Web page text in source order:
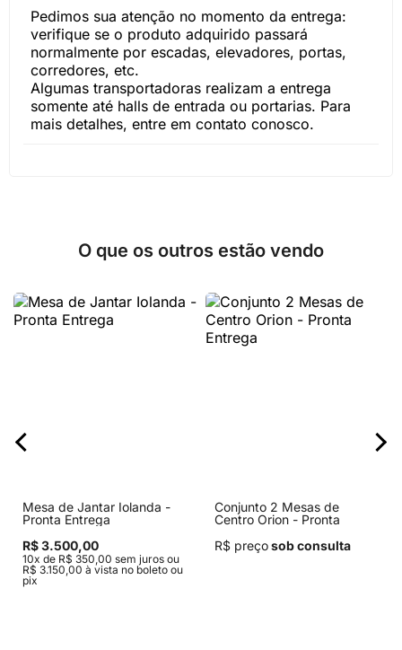
Pedimos sua atenção no momento da entrega:
verifique se o produto adquirido passará
normalmente por escadas, elevadores, portas,
corredores, etc.
Algumas transportadoras realizam a entrega
somente até halls de entrada ou portarias. Para
mais detalhes, entre em contato conosco.
O que os outros estão vendo
Mesa de Jantar Iolanda -
Pronta Entrega
R$ 3.500,00
10x de R$ 350,00 sem juros ou
R$ 3.150,00 à vista no boleto ou
pix
Conjunto 2 Mesas de
Centro Orion - Pronta
R$ preçosob consulta